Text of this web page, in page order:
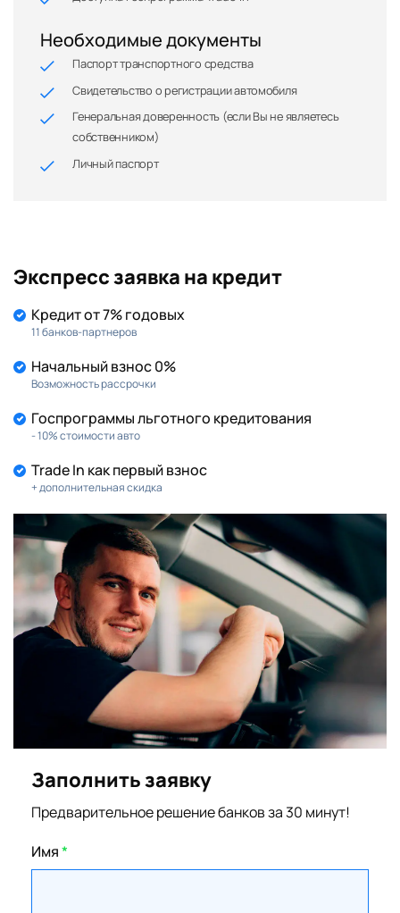
Необходимые документы
Паспорт транспортного средства
Свидетельство о регистрации автомобиля
Генеральная доверенность (если Вы не являетесь
собственником)
Личный паспорт
Экспресс заявка на кредит
Кредит от 7% годовых
11 банков-партнеров
Начальный взнос 0%
Возможность рассрочки
Госпрограммы льготного кредитования
- 10% стоимости авто
Trade In как первый взнос
+ дополнительная скидка
Заполнить заявку
Предварительное решение банков за 30 минут!
Имя*